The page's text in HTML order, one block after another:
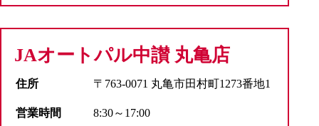
JAオートパル中讃 丸亀店
住所 〒763-0071 丸亀市田村町1273番地1
営業時間
8:30～17:00